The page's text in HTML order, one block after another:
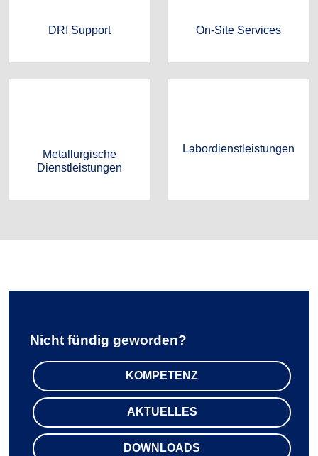
DRI Support On-Site Services
Metallurgische
Dienstleistungen
Labor­dienstleistungen
Nicht fündig geworden?
KOMPETENZ
AKTUELLES
DOWNLOADS